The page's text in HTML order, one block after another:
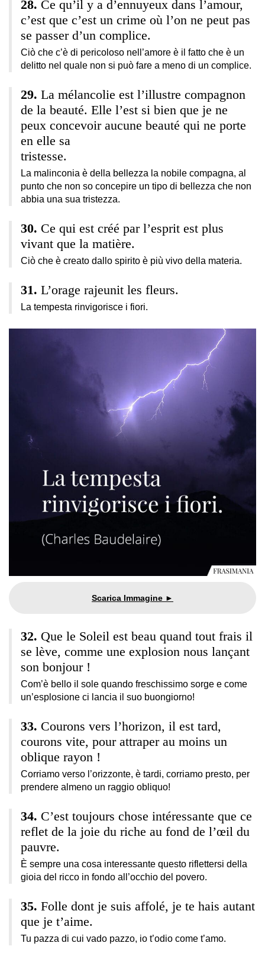
Ce qu’il y a d’ennuyeux dans l’amour,
c’est que c’est un crime où l’on ne peut pas
se passer d’un complice.
Ciò che c’è di pericoloso nell’amore è il fatto che è un
delitto nel quale non si può fare a meno di un complice.
La mélancolie est l’illustre compagnon
de la beauté. Elle l’est si bien que je ne
peux concevoir aucune beauté qui ne porte
en elle sa
tristesse.
La malinconia è della bellezza la nobile compagna, al
punto che non so concepire un tipo di bellezza che non
abbia una sua tristezza.
Ce qui est créé par l’esprit est plus
vivant que la matière.
Ciò che è creato dallo spirito è più vivo della materia.
L’orage rajeunit les fleurs.
La tempesta rinvigorisce i fiori.
Que le Soleil est beau quand tout frais il
se lève, comme une explosion nous lançant
son bonjour !
Com’è bello il sole quando freschissimo sorge e come
un’esplosione ci lancia il suo buongiorno!
Courons vers l’horizon, il est tard,
courons vite, pour attraper au moins un
oblique rayon !
Corriamo verso l’orizzonte, è tardi, corriamo presto, per
prendere almeno un raggio obliquo!
C’est toujours chose intéressante que ce
reflet de la joie du riche au fond de l’œil du
pauvre.
È sempre una cosa interessante questo riflettersi della
gioia del ricco in fondo all’occhio del povero.
Folle dont je suis affolé, je te hais autant
que je t’aime.
Tu pazza di cui vado pazzo, io t’odio come t’amo.